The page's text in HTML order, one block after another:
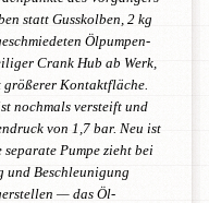
statt Gusskolben, 2 kg
Ölpumpen-
Crank Hub ab Werk,
Kontaktfläche.
nochmals versteift und
von 1,7 bar. Neu ist
separate Pumpe zieht bei
und Beschleunigung
— das Öl-